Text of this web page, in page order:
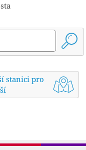
stanici pro